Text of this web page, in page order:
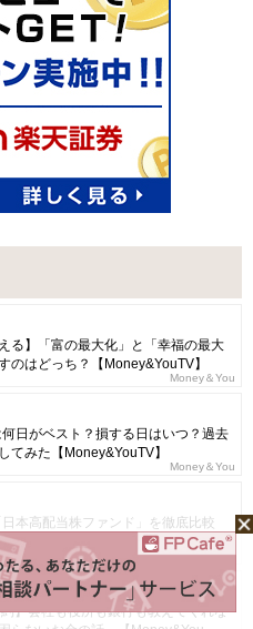
る】「富の最大化」と「幸福の最大
のはどっち？【Money&YouTV】
Money＆You
日がベスト？損する日はいつ？過去
てみた【Money&YouTV】
Money＆You
本高配当株ファンド」を徹底比較
Money＆You
】会社も役所も銀行も教えてくれな